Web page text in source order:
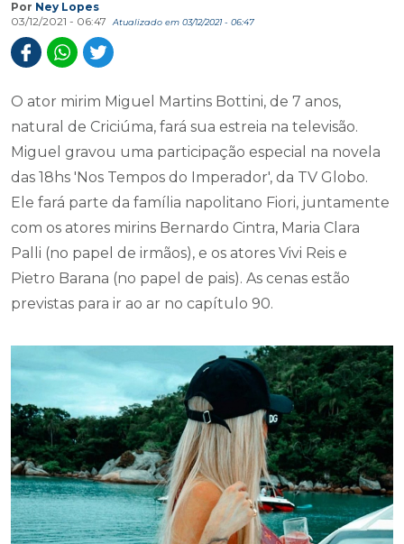
Por Ney Lopes
03/12/2021 - 06:47
Atualizado em 03/12/2021 - 06:47
O ator mirim Miguel Martins Bottini, de 7 anos,
natural de Criciúma, fará sua estreia na televisão.
Miguel gravou uma participação especial na novela
das 18hs 'Nos Tempos do Imperador', da TV Globo.
Ele fará parte da família napolitano Fiori, juntamente
com os atores mirins Bernardo Cintra, Maria Clara
Palli (no papel de irmãos), e os atores Vivi Reis e
Pietro Barana (no papel de pais). As cenas estão
previstas para ir ao ar no capítulo 90.